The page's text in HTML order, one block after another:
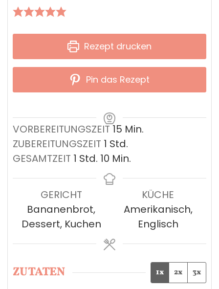
Rezept drucken
Pin das Rezept
VORBEREITUNGSZEIT 15 Minuten
Min.
ZUBEREITUNGSZEIT 1 Stunde
Std.
GESAMTZEIT 1 Stunde
Std. 10 Minuten
Min.
GERICHT
Bananenbrot,
Dessert, Kuchen
KÜCHE
Amerikanisch,
Englisch
ZUTATEN 1x 2x 3x